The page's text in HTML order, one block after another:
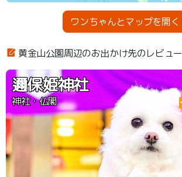
ワンちゃんとマップを開く
黄金山公園周辺のお出かけ先のレビュー
邇保姫神社
神社・仏閣